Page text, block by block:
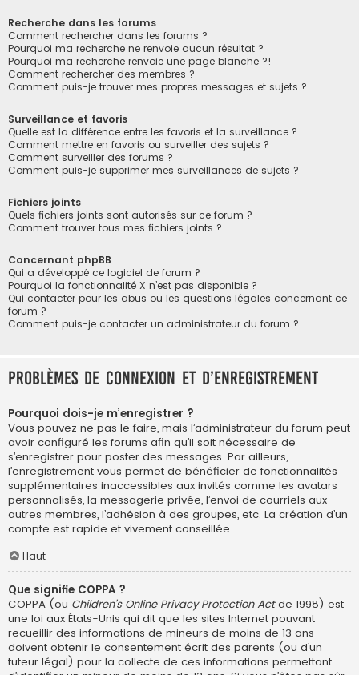
Recherche dans les forums
Comment rechercher dans les forums ?
Pourquoi ma recherche ne renvoie aucun résultat ?
Pourquoi ma recherche renvoie une page blanche ?!
Comment rechercher des membres ?
Comment puis-je trouver mes propres messages et sujets ?
Surveillance et favoris
Quelle est la différence entre les favoris et la surveillance ?
Comment mettre en favoris ou surveiller des sujets ?
Comment surveiller des forums ?
Comment puis-je supprimer mes surveillances de sujets ?
Fichiers joints
Quels fichiers joints sont autorisés sur ce forum ?
Comment trouver tous mes fichiers joints ?
Concernant phpBB
Qui a développé ce logiciel de forum ?
Pourquoi la fonctionnalité X n’est pas disponible ?
Qui contacter pour les abus ou les questions légales concernant ce
forum ?
Comment puis-je contacter un administrateur du forum ?
Problèmes de connexion et d’enregistrement
Pourquoi dois-je m’enregistrer ?
Vous pouvez ne pas le faire, mais l’administrateur du forum peut
avoir configuré les forums afin qu’il soit nécessaire de
s’enregistrer pour poster des messages. Par ailleurs,
l’enregistrement vous permet de bénéficier de fonctionnalités
supplémentaires inaccessibles aux invités comme les avatars
personnalisés, la messagerie privée, l’envoi de courriels aux
autres membres, l’adhésion à des groupes, etc. La création d’un
compte est rapide et vivement conseillée.
Haut
Que signifie COPPA ?
COPPA (ou Children’s Online Privacy Protection Actde 1998) est
une loi aux États-Unis qui dit que les sites Internet pouvant
recueillir des informations de mineurs de moins de 13 ans
doivent obtenir le consentement écrit des parents (ou d’un
tuteur légal) pour la collecte de ces informations permettant